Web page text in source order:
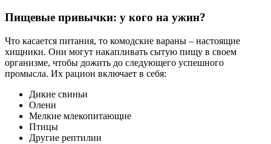
Пищевые привычки: у кого на ужин?
Что касается питания, то комодские вараны – настоящие
хищники. Они могут накапливать сытую пищу в своем
организме, чтобы дожить до следующего успешного
промысла. Их рацион включает в себя:
Дикие свиньи
Олени
Мелкие млекопитающие
Птицы
Другие рептилии